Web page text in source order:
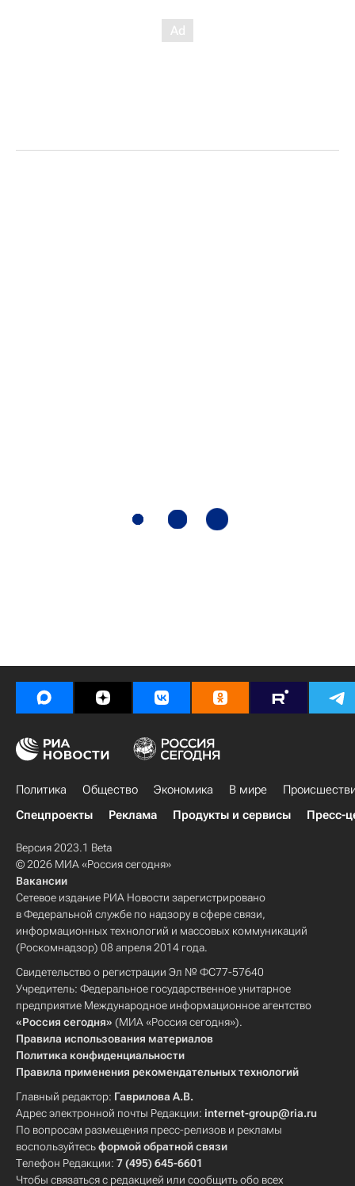
Политика Общество Экономика В мире
Спецпроекты
Реклама Продукты и сервисы Пресс-
Версия 2023.1 Beta
© 2026 МИА «Россия сегодня»
Вакансии
Сетевое издание РИА Новости зарегистрировано
в Федеральной службе по надзору в сфере связи,
информационных технологий и массовых коммуникаций
(Роскомнадзор) 08 апреля 2014 года.
Свидетельство о регистрации Эл № ФС77-57640
Учредитель: Федеральное государственное унитарное
предприятие Международное информационное агентство
«Россия сегодня» (МИА «Россия сегодня»).
Правила использования материалов
Политика конфиденциальности
Правила применения рекомендательных технологий
Главный редактор: Гаврилова А.В.
Адрес электронной почты Редакции: internet-group@ria.ru
По вопросам размещения пресс-релизов и рекламы
воспользуйтесьформой обратной связи
Телефон Редакции: 7 (495) 645-6601
Чтобы связаться с редакцией или сообщить обо всех